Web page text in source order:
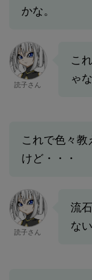
かな。
読子さん
こ
ゃ
これで色々
けど・・・
読子さん
流
な